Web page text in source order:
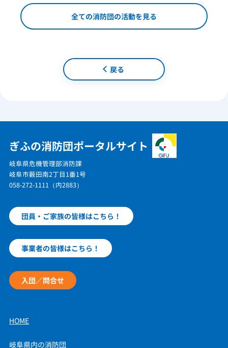
全ての消防団の活動を見る
戻る
ぎふの消防団ポータルサイト
岐阜県危機管理部消防課
岐阜市薮田南2丁目1番1号
058-272-1111（内2883）
団員・ご家族の皆様はこちら！
事業者の皆様はこちら！
入団／問合せ
HOME
岐阜県内の消防団